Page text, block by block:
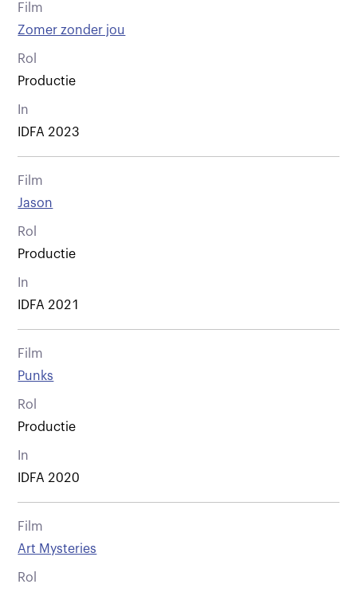
Film
Zomer zonder jou
Rol
Productie
In
IDFA 2023
Film
Jason
Rol
Productie
In
IDFA 2021
Film
Punks
Rol
Productie
In
IDFA 2020
Film
Art Mysteries
Rol